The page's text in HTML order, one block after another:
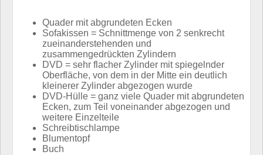
Quader mit abgrundeten Ecken
Sofakissen = Schnittmenge von 2 senkrecht
zueinanderstehenden und
zusammengedrückten Zylindern
DVD = sehr flacher Zylinder mit spiegelnder
Oberfläche, von dem in der Mitte ein deutlich
kleinerer Zylinder abgezogen wurde
DVD-Hülle = ganz viele Quader mit abgrundeten
Ecken, zum Teil voneinander abgezogen und
weitere Einzelteile
Schreibtischlampe
Blumentopf
Buch